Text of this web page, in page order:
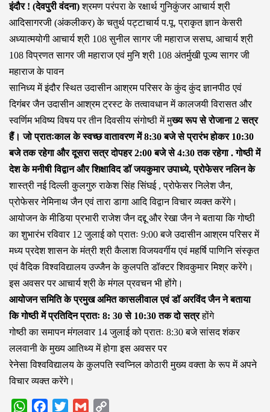
इंदौर ! (देवपुरी वंदना)श्रमण परंपरा के रक्षार्थ गुनिकुंजर आचार्य श्री
आदिसागरजी (अंकलीकर) के चतुर्थ पट्टाचार्य प.पू. प्राकृत ज्ञान केसरी
अध्यात्मयोगी आचार्य श्री 108 सुनील सागर जी महाराज ससघ, आचार्य श्री
108 विप्रणत सागर जी महाराज एवं मुनि श्री 108 अंतर्मुखी पूज्य सागर जी
महाराज के पावन
सानिध्य में इंदौर स्थित उदासीन आश्रम परिसर के कुंद कुंद ज्ञानपीठ एवं
दिगंबर जैन उदासीन आश्रम ट्रस्ट के तत्वावधान में कालजयी विरासत और
स्वर्णिम भविष्य विषय पर तीन दिवसीय संगोष्ठी में मुख्य रूप से रोजाना 2 सत्र
हैं। जो प्रातःकाल के स्वच्छ वातावरण में 8:30 बजे से प्रारंभ होकर 10:30
बजे तक रहेगा और दूसरा सत्र दोपहर 2:00 बजे से 4:30 तक रहेगा . गोष्ठी में
देश के मनीषी विद्वान और शिक्षाविद डॉ जयकुमार उपाध्ये, प्रोफेसर नलिन के
शास्त्री नई दिल्ली कुलगुरु राकेश सिंह सिंघई , प्रोफेसर निलेश जैन,
प्रोफेसर नेमिनाथ जैन एवं तारा डागा आदि विद्वान विचार व्यक्त करेंगे।
आयोजन के मीडिया प्रभारी राजेश जैन दद्दू और रेखा जैन ने बताया कि गोष्ठी
का शुभारंभ रविवार 12 जुलाई को प्रातः 9:00 बजे उदासीन आश्रम परिसर में
मध्य प्रदेश शासन के मंत्री श्री कैलाश विजयवर्गीय एवं महर्षि पाणिनि संस्कृत
एवं वैदिक विश्वविद्यालय उज्जैन के कुलपति डॉक्टर शिवकुमार मिश्र करेंगे।
इस अवसर पर आचार्य श्री के मंगल प्रवचन भी होंगे।
आयोजन समिति के प्रमुख अमित कासलीवाल एवं डॉ अरविंद जैन ने बताया
कि गोष्ठी में प्रतिदिन प्रातः 8: 30 से 10:30 तक दो सत्रहोंगे
गोष्ठी का समापन मंगलवार 14 जुलाई को प्रातः 8:30 बजे सांसद शंकर
ललवानी के मुख्य आतिथ्य में होगा इस अवसर पर
रेनेसा विश्वविद्यालय के कुलपति स्वप्निल कोठारी मुख्य वक्ता के रूप में अपने
विचार व्यक्त करेंगे।
WhatsAppFacebook
Twitter Gmail